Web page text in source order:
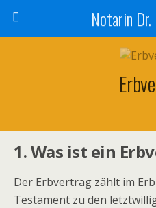
Notarin Dr.
1. Was ist ein
Der Erbvertrag zählt im
Testament zu den